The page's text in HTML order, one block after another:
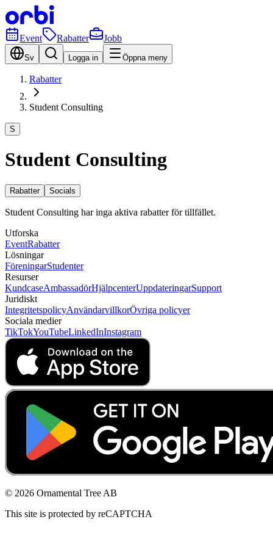
Event Rabatter Jobb
Sv Logga in Öppna meny
Rabatter
Student Consulting
S
Student Consulting
Rabatter Socials
Student Consulting har inga aktiva rabatter för tillfället.
Utforska
EventRabatter
Lösningar
FöreningarStudenter
Resurser
KundcaseAmbassadörHjälpcenterUppdateringarSupport
Juridiskt
IntegritetspolicyAnvändarvillkorÖvriga policyer
Sociala medier
TikTokYouTubeLinkedInInstagram
© 2026 Ornamental Tree AB
This site is protected by reCAPTCHA